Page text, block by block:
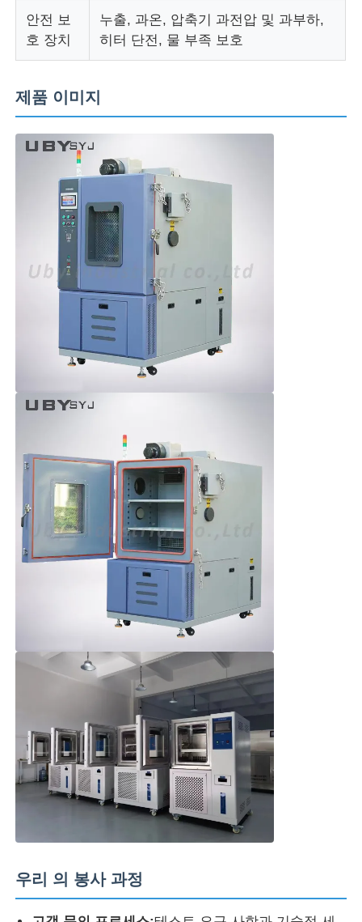
안전 보
호 장치
누출, 과온, 압축기 과전압 및 과부하,
히터 단전, 물 부족 보호
제품 이미지
우리 의 봉사 과정